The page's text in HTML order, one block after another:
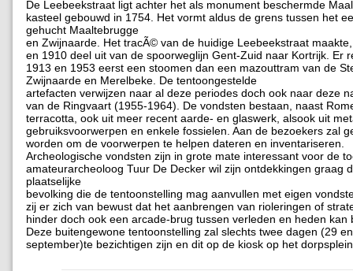
De Leebeekstraat ligt achter het als monument beschermde
kasteel gebouwd in 1754. Het vormt aldus de grens tussen het
gehucht Maaltebrugge
en Zwijnaarde. Het tracÃ© van de huidige Leebeekstraat
en 1910 deel uit van de spoorweglijn Gent-Zuid naar Kortrijk. Er
1913 en 1953 eerst een stoomen dan een mazouttram van de
Zwijnaarde en Merelbeke. De tentoongestelde
artefacten verwijzen naar al deze periodes doch ook naar deze
van de Ringvaart (1955-1964). De vondsten bestaan, naast
terracotta, ook uit meer recent aarde- en glaswerk, alsook uit
gebruiksvoorwerpen en enkele fossielen. Aan de bezoekers zal
worden om de voorwerpen te helpen dateren en inventariseren.
Archeologische vondsten zijn in grote mate interessant voor de
amateurarcheoloog Tuur De Decker wil zijn ontdekkingen graag
plaatselijke
bevolking die de tentoonstelling mag aanvullen met eigen
zij er zich van bewust dat het aanbrengen van rioleringen of
hinder doch ook een arcade-brug tussen verleden en heden kan
Deze buitengewone tentoonstelling zal slechts twee dagen (29
september)te bezichtigen zijn en dit op de kiosk op het